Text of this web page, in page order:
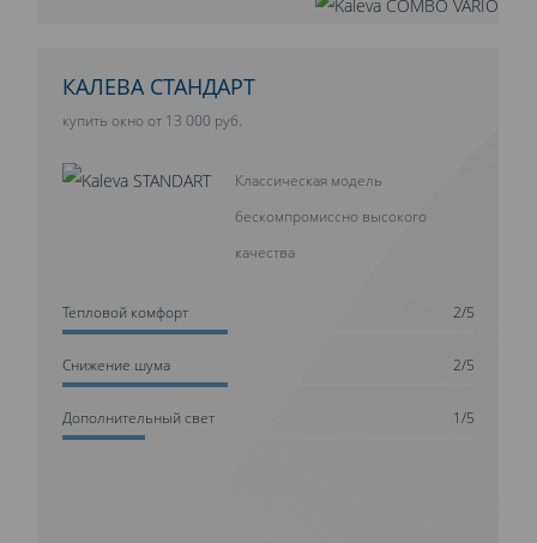
КАЛЕВА СТАНДАРТ
купить окно от 13 000 руб.
Классическая модель
бескомпромиссно высокого
качества
Тепловой комфорт 2/5
Cнижение шума 2/5
Дополнительный свет 1/5